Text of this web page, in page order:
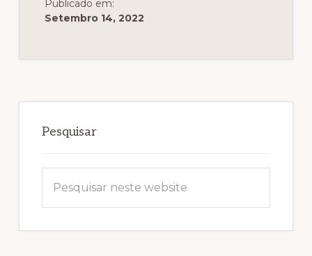
Publicado em:
Setembro 14, 2022
primária
Pesquisar
neste